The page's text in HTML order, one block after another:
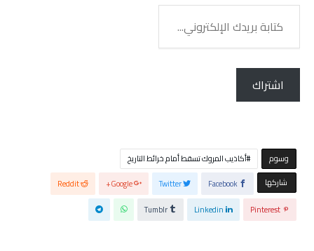
بريدك
الإلكتروني...
اشتراك
‫‫‫‫وسوم‬
أكاذيب المروك تسقط أمام خرائط التاريخ
‫‫ شاركها‬
Facebook
Twitter
Google+
Reddit
Pinterest
Linkedin
Tumblr